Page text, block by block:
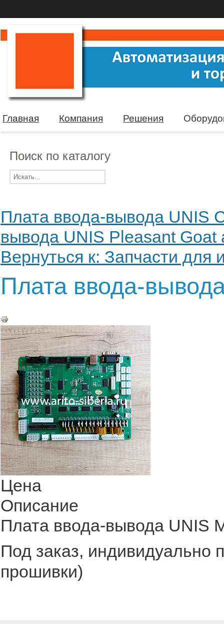
Главная Компания Решения
Поиск по каталогу
Плата ввода-вывода UNIS
вывода UNIS Pleasant Goat
Вернуться к: Запчасти для
Плата ввода-
Цена
Описание
Плата ввода-вывода UNIS
Под заказ, индивидуально
прошивки)